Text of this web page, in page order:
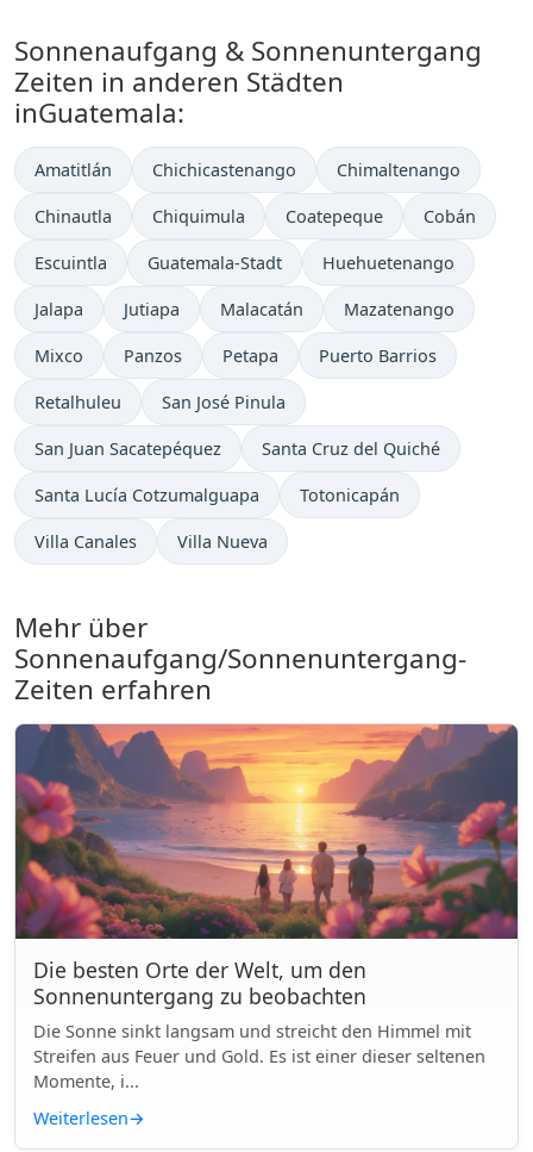
Sonnenaufgang & Sonnenuntergang
Zeiten in anderen Städten
inGuatemala:
Amatitlán Chichicastenango Chimaltenango
Chinautla Chiquimula Coatepeque Cobán
Escuintla Guatemala-Stadt Huehuetenango
Jalapa Jutiapa Malacatán Mazatenango
Mixco Panzos Petapa Puerto Barrios
Retalhuleu San José Pinula
San Juan Sacatepéquez Santa Cruz del Quiché
Santa Lucía Cotzumalguapa Totonicapán
Villa Canales Villa Nueva
Mehr über
Sonnenaufgang/Sonnenuntergang-
Zeiten erfahren
Die besten Orte der Welt, um den
Sonnenuntergang zu beobachten
Die Sonne sinkt langsam und streicht den Himmel mit
Streifen aus Feuer und Gold. Es ist einer dieser seltenen
Momente, i...
Weiterlesen→